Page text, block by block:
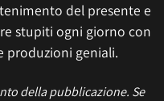
del presente e
stupiti ogni giorno con
produzioni geniali.
della pubblicazione. Se